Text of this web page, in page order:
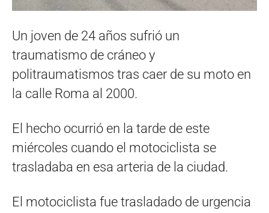
Un joven de 24 años sufrió un
traumatismo de cráneo y
politraumatismos tras caer de su moto en
la calle Roma al 2000.
El hecho ocurrió en la tarde de este
miércoles cuando el motociclista se
trasladaba en esa arteria de la ciudad.
El motociclista fue trasladado de urgencia